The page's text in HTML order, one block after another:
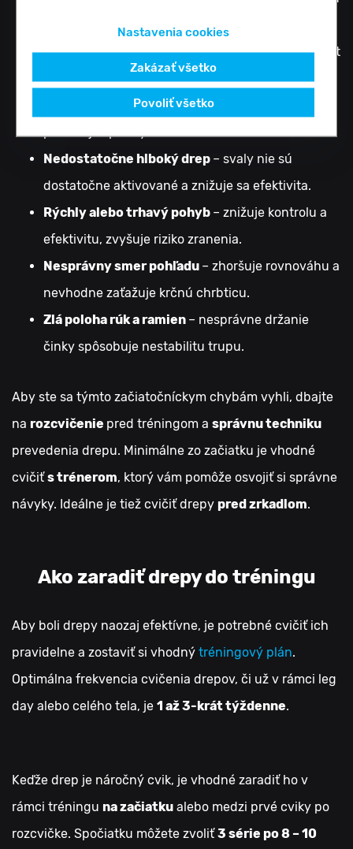
a preťažuje kolená.
Guľatý alebo prehnutý chrbát– zakrivený chrbát
zvyšuje riziko zranenia.
Príliš veľký predklon– znižuje účinnosť cviku a
preťažuje spodný chrbát.
Nedostatočne hlboký drep – svaly nie sú
dostatočne aktivované a znižuje sa efektivita.
Rýchly alebo trhavý pohyb – znižuje kontrolu a
efektivitu, zvyšuje riziko zranenia.
Nesprávny smer pohľadu – zhoršuje rovnováhu a
nevhodne zaťažuje krčnú chrbticu.
Zlá poloha rúk a ramien – nesprávne držanie
činky spôsobuje nestabilitu trupu.
Aby ste sa týmto začiatočníckym chybám vyhli, dbajte
na rozcvičenie pred tréningom a správnu techniku
prevedenia drepu. Minimálne zo začiatku je vhodné
cvičiťs trénerom, ktorý vám pomôže osvojiť si správne
návyky. Ideálne je tiež cvičiť drepy pred zrkadlom.
Ako zaradiť drepy do tréningu
Aby boli drepy naozaj efektívne, je potrebné cvičiť ich
pravidelne a zostaviť si vhodný tréningový plán.
Optimálna frekvencia cvičenia drepov, či už v rámci leg
day alebo celého tela, je 1 až 3-krát týždenne.
Keďže drep je náročný cvik, je vhodné zaradiť ho v
rámci tréningu na začiatku alebo medzi prvé cviky po
rozcvičke. Spočiatku môžete zvoliť3 série po 8 – 10
Nastavenia cookies
Zakázať všetko
Povoliť všetko